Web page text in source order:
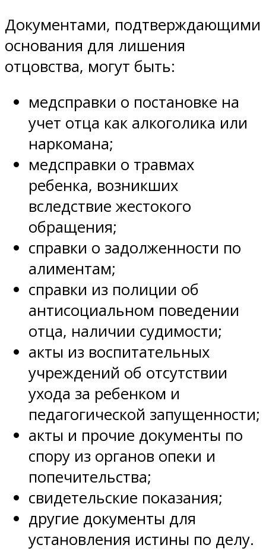
Документами, подтверждающими
основания для лишения
отцовства, могут быть:
медсправки о постановке на
учет отца как алкоголика или
наркомана;
медсправки о травмах
ребенка, возникших
вследствие жестокого
обращения;
справки о задолженности по
алиментам;
справки из полиции об
антисоциальном поведении
отца, наличии судимости;
акты из воспитательных
учреждений об отсутствии
ухода за ребенком и
педагогической запущенности;
акты и прочие документы по
спору из органов опеки и
попечительства;
свидетельские показания;
другие документы для
установления истины по делу.